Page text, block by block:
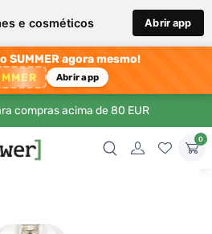
e cosméticos Abrir app
SUMMER agora mesmo!
Abrir app
compras acima de 80 EUR
0